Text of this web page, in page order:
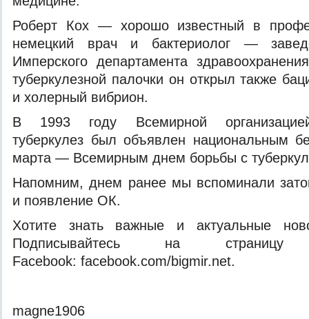
Роберт Кох — хорошо известный в
немецкий врач и бактериолог —
Имперского департамента
туберкулезной палочки он открыл также
и холерный вибрион.
В 1993 году Всемирной организацией
туберкулез был объявлен национальным
марта — Всемирным днем борьбы с
Напомним, днем ранее мы вспоминали
и появление ОК.
Хотите знать важные и актуальные
Подписывайтесь на
Facebook: facebook.com/bigmir.net.
magne1906